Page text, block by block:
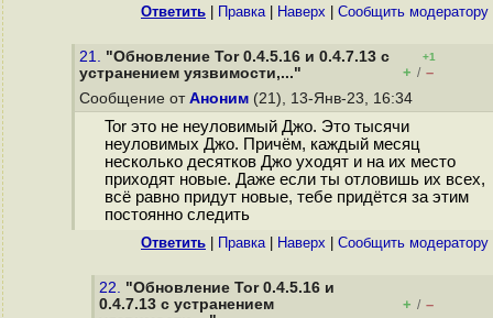
Ответить Правка| Наверх Cообщить модератору
21. "Обновление Tor 0.4.5.16 и 0.4.7.13 с
устранением уязвимости,..."
+1
+ / –
Сообщение от Аноним (21), 13-Янв-23, 16:34
Tor это не неуловимый Джо. Это тысячи
неуловимых Джо. Причём, каждый месяц
несколько десятков Джо уходят и на их место
приходят новые. Даже если ты отловишь их всех,
всё равно придут новые, тебе придётся за этим
постоянно следить
Ответить Правка| Наверх Cообщить модератору
22. "Обновление Tor 0.4.5.16 и
0.4.7.13 с устранением
+ / –